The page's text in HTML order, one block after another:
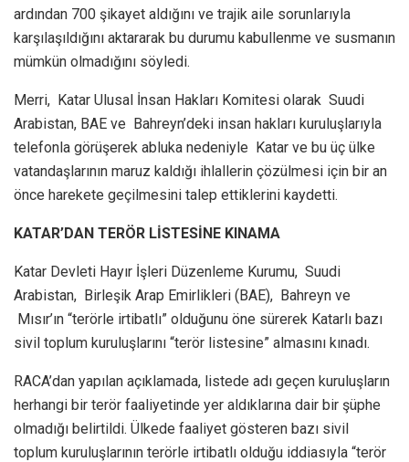
ardından 700 şikayet aldığını ve trajik aile sorunlarıyla
karşılaşıldığını aktararak bu durumu kabullenme ve susmanın
mümkün olmadığını söyledi.
Merri, Katar Ulusal İnsan Hakları Komitesi olarak Suudi
Arabistan, BAE ve Bahreyn’deki insan hakları kuruluşlarıyla
telefonla görüşerek abluka nedeniyle Katar ve bu üç ülke
vatandaşlarının maruz kaldığı ihlallerin çözülmesi için bir an
önce harekete geçilmesini talep ettiklerini kaydetti.
KATAR’DAN TERÖR LİSTESİNE KINAMA
Katar Devleti Hayır İşleri Düzenleme Kurumu, Suudi
Arabistan, Birleşik Arap Emirlikleri (BAE), Bahreyn ve
Mısır’ın “terörle irtibatlı” olduğunu öne sürerek Katarlı bazı
sivil toplum kuruluşlarını “terör listesine” almasını kınadı.
RACA’dan yapılan açıklamada, listede adı geçen kuruluşların
herhangi bir terör faaliyetinde yer aldıklarına dair bir şüphe
olmadığı belirtildi. Ülkede faaliyet gösteren bazı sivil
toplum kuruluşlarının terörle irtibatlı olduğu iddiasıyla “terör